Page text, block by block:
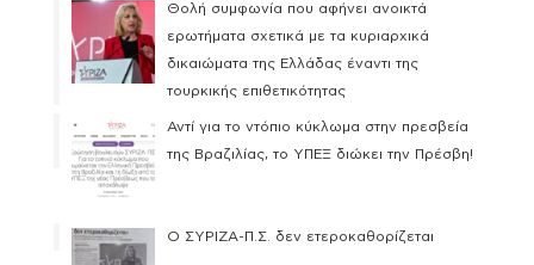
Θολή συμφωνία που αφήνει ανοικτά
ερωτήματα σχετικά με τα κυριαρχικά
δικαιώματα της Ελλάδας έναντι της
τουρκικής επιθετικότητας
Αντί για το ντόπιο κύκλωμα στην πρεσβεία
της Βραζιλίας, το ΥΠΕΞ διώκει την Πρέσβη!
Ο ΣΥΡΙΖΑ-Π.Σ. δεν ετεροκαθορίζεται